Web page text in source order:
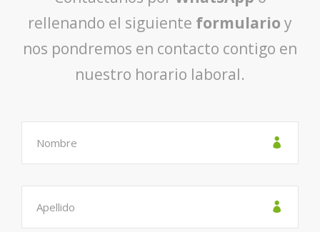
rellenando el siguiente formulario y
nos pondremos en contacto contigo en
nuestro horario laboral.